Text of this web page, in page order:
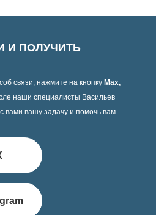
И ПОЛУЧИТЬ
связи, нажмите на кнопку Max,
наши специалисты Васильев
вами вашу задачу и помочь вам